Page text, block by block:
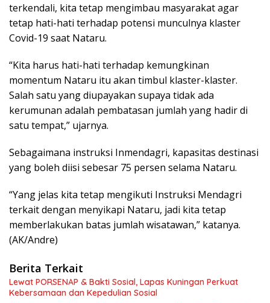
terkendali, kita tetap mengimbau masyarakat agar
tetap hati-hati terhadap potensi munculnya klaster
Covid-19 saat Nataru.
“Kita harus hati-hati terhadap kemungkinan
momentum Nataru itu akan timbul klaster-klaster.
Salah satu yang diupayakan supaya tidak ada
kerumunan adalah pembatasan jumlah yang hadir di
satu tempat,” ujarnya.
Sebagaimana instruksi Inmendagri, kapasitas destinasi
yang boleh diisi sebesar 75 persen selama Nataru.
“Yang jelas kita tetap mengikuti Instruksi Mendagri
terkait dengan menyikapi Nataru, jadi kita tetap
memberlakukan batas jumlah wisatawan,” katanya.
(AK/Andre)
Berita Terkait
Lewat PORSENAP & Bakti Sosial, Lapas Kuningan Perkuat
Kebersamaan dan Kepedulian Sosial